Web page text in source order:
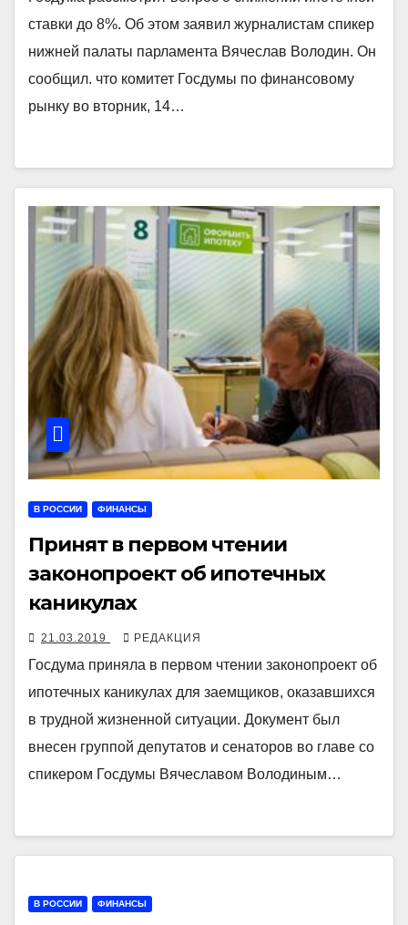
ставки до 8%. Об этом заявил журналистам спикер
нижней палаты парламента Вячеслав Володин. Он
сообщил. что комитет Госдумы по финансовому
рынку во вторник, 14…
В РОССИИ ФИНАНСЫ
Принят в первом чтении
законопроект об ипотечных
каникулах
21.03.2019 РЕДАКЦИЯ
Госдума приняла в первом чтении законопроект об
ипотечных каникулах для заемщиков, оказавшихся
в трудной жизненной ситуации. Документ был
внесен группой депутатов и сенаторов во главе со
спикером Госдумы Вячеславом Володиным…
В РОССИИ ФИНАНСЫ